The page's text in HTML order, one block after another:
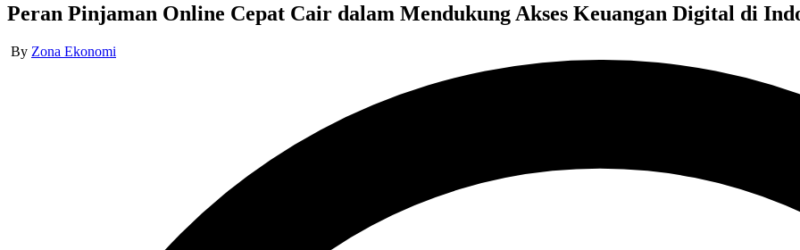
Peran Pinjaman Online Cepat Cair dalam Mendukung Akses Keuangan Digital di
Posted
By Zona Ekonomi